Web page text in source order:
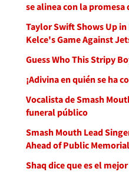
se alinea con la promesa
Taylor Swift Shows Up
Kelce's Game Against
Guess Who This Stripy
¡Adivina en quién se ha
Vocalista de Smash
funeral público
Smash Mouth Lead
Ahead of Public Memorial
Shaq dice que es el